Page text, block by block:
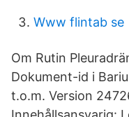
Www flintab se
Om Rutin
Dokument-id i
t.o.m. Version